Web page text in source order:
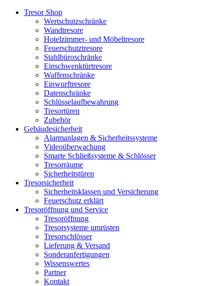
Tresor Shop
Wertschutzschränke
Wandtresore
Hotelzimmer- und Möbeltresore
Feuerschutztresore
Stahlbüroschränke
Einschwenktürtresore
Waffenschränke
Einwurftresore
Datenschränke
Schlüsselaufbewahrung
Tresortüren
Zubehör
Gebäudesicherheit
Alarmanlagen & Sicherheitssysteme
Videoüberwachung
Smarte Schließsysteme & Schlösser
Tresorräume
Sicherheitstüren
Tresorsicherheit
Sicherheitsklassen und Versicherung
Feuerschutz erklärt
Tresoröffnung und Service
Tresoröffnung
Tresorsysteme umrüsten
Tresorschlösser
Lieferung & Versand
Sonderanfertigungen
Wissenswertes
Partner
Kontakt